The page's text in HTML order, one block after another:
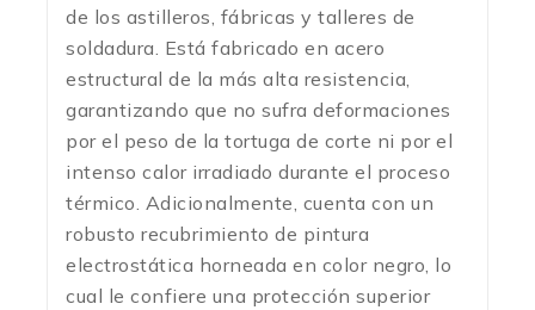
de los astilleros, fábricas y talleres de
soldadura. Está fabricado en acero
estructural de la más alta resistencia,
garantizando que no sufra deformaciones
por el peso de la tortuga de corte ni por el
intenso calor irradiado durante el proceso
térmico. Adicionalmente, cuenta con un
robusto recubrimiento de pintura
electrostática horneada en color negro, lo
cual le confiere una protección superior